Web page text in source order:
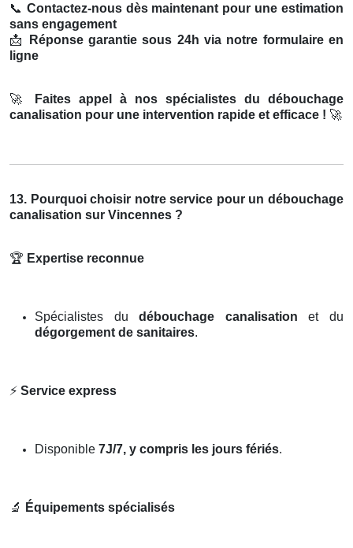
📞 Contactez-nous dès maintenant pour une estimation
sans engagement
📩
Réponse garantie sous 24h via notre formulaire en
ligne
🚀
Faites appel à nos spécialistes du débouchage
canalisation pour une intervention rapide et efficace ! 🚀
13. Pourquoi choisir notre service pour un débouchage
canalisation sur Vincennes ?
🏆 Expertise reconnue
Spécialistes dudébouchage canalisation et du
dégorgement de sanitaires.
⚡ Service express
Disponible 7J/7, y compris les jours fériés.
🔬 Équipements spécialisés